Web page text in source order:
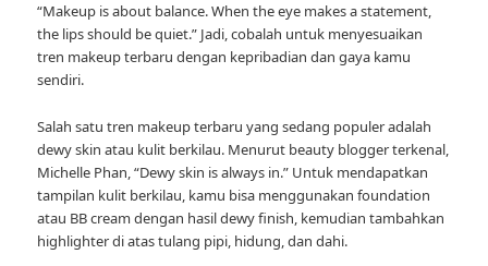
“Makeup is about balance. When the eye makes a statement,
the lips should be quiet.” Jadi, cobalah untuk menyesuaikan
tren makeup terbaru dengan kepribadian dan gaya kamu
sendiri.
Salah satu tren makeup terbaru yang sedang populer adalah
dewy skin atau kulit berkilau. Menurut beauty blogger terkenal,
Michelle Phan, “Dewy skin is always in.” Untuk mendapatkan
tampilan kulit berkilau, kamu bisa menggunakan foundation
atau BB cream dengan hasil dewy finish, kemudian tambahkan
highlighter di atas tulang pipi, hidung, dan dahi.